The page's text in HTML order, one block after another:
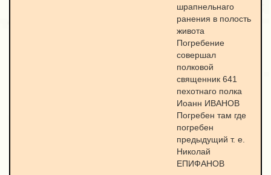
шрапнельнаго
ранения в полость
живота
Погребение
совершал
полковой
священник 641
пехотнаго полка
Иоанн ИВАНОВ
Погребен там где
погребен
предыдущий т. е.
Николай
ЕПИФАНОВ